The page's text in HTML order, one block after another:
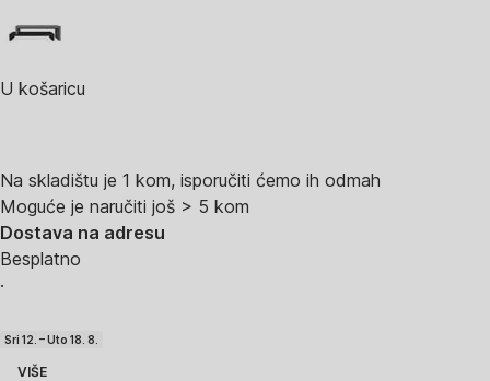
U košaricu
Na skladištu je 1 kom, isporučiti ćemo ih odmah
Moguće je naručiti još > 5 kom
Dostava na adresu
Besplatno
·
Sri 12. – Uto 18. 8.
VIŠE